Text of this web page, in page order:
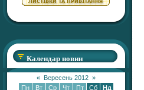
Календар новин
« Вересень 2012 »
Пн
Вт Ср Чт Пт Сб
Нд